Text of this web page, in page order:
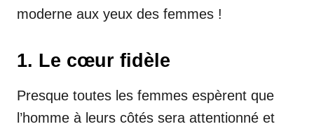
moderne aux yeux des femmes !
1. Le cœur fidèle
Presque toutes les femmes espèrent que
l’homme à leurs côtés sera attentionné et